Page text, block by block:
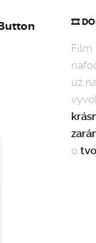
🎞️
Film
už
o